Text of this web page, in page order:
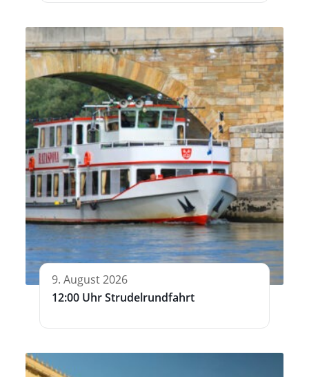
9. August 2026
12:00 Uhr Strudelrundfahrt